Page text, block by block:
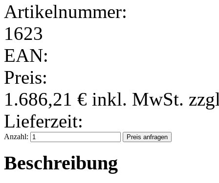
Artikelnummer:
1623
EAN:
Preis:
1.686,21 € inkl. MwSt.
Lieferzeit:
Anzahl:
Beschreibung